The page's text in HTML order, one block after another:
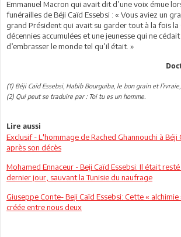
Emmanuel Macron qui avait dit d’une voix émue
funérailles de Béji Caïd Essebsi : « Vous aviez un
grand Président qui avait su garder tout à la fois la
décennies accumulées et une jeunesse qui ne
d’embrasser le monde tel qu’il était. »
(1) Béji Caïd Essebsi, Habib Bourguiba, le bon grain et l’ivraie,
(2) Qui peut se traduire par : Toi tu es un homme.
Lire aussi
Exclusif - L'hommage de Rached Ghannouchi à Béji
après son décès
Mohamed Ennaceur - Beji Caïd Essebsi: Il était
dernier jour, sauvant la Tunisie du naufrage
Giuseppe Conte- Beji Caïd Essebsi: Cette « alchimie
créée entre nous deux